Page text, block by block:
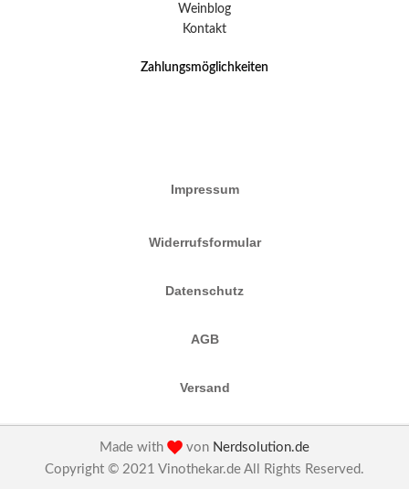
Weinblog
Kontakt
Zahlungsmöglichkeiten
Impressum
Widerrufsformular
Datenschutz
AGB
Versand
Made with von Nerdsolution.de
Copyright © 2021 Vinothekar.de All Rights Reserved.